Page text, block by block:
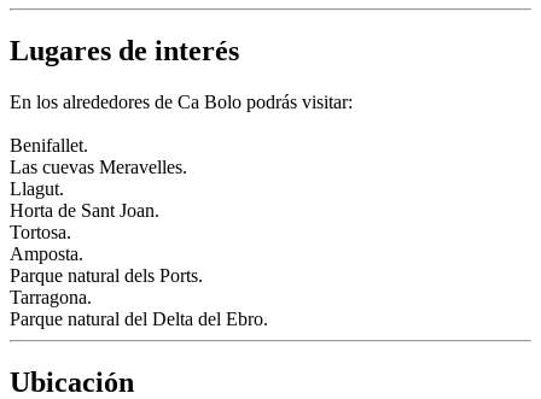
Lugares de interés
En los alrededores de Ca Bolo podrás visitar:
Benifallet.
Las cuevas Meravelles.
Llagut.
Horta de Sant Joan.
Tortosa.
Amposta.
Parque natural dels Ports.
Tarragona.
Parque natural del Delta del Ebro.
Ubicación